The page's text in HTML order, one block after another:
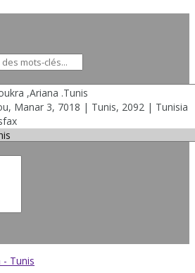
- Tunis